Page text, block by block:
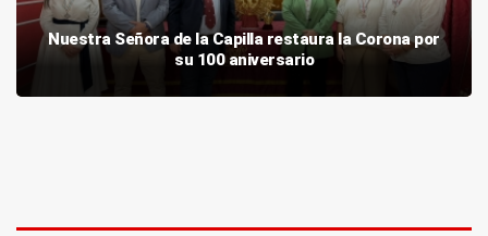
Nuestra Señora de la Capilla restaura la Corona por
su 100 aniversario